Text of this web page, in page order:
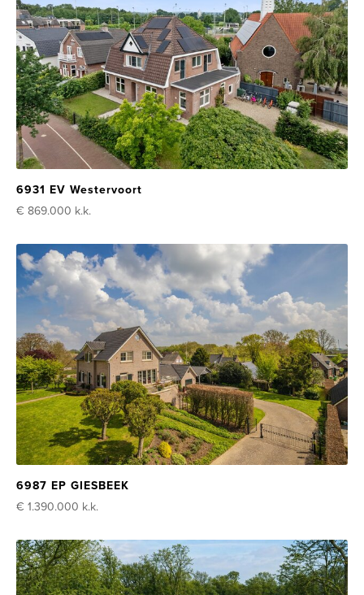
6931 EV Westervoort
€ 869.000 k.k.
6987 EP GIESBEEK
€ 1.390.000 k.k.